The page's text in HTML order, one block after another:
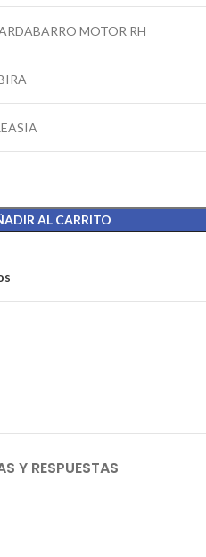
MOTOR RH
AL CARRITO
Y RESPUESTAS